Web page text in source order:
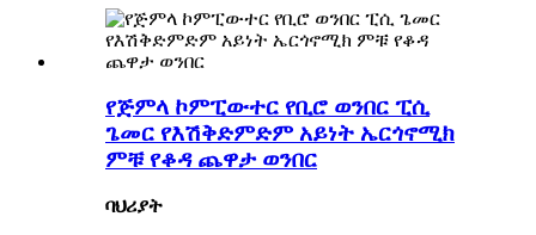
የጅምላ ኮምፒውተር የቢሮ ወንበር ፒሲ
ጌመር የእሽቅድምድም አይነት ኤርጎኖሚክ
ምቹ የቆዳ ጨዋታ ወንበር
ባህሪያት